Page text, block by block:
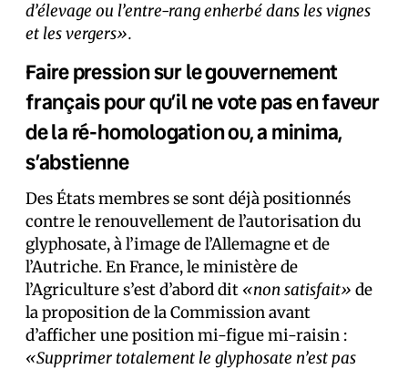
d’élevage ou l’entre-rang enherbé dans les vignes
et les vergers».
Faire pression sur le gouvernement
français pour qu’il ne vote pas en faveur
de la ré-homologation ou, a minima,
s’abstienne
Des États membres se sont déjà positionnés
contre le renouvellement de l’autorisation du
glyphosate, à l’image de l’Allemagne et de
l’Autriche. En France, le ministère de
l’Agriculture s’est d’abord dit «non satisfait» de
la proposition de la Commission avant
d’afficher une position mi-figue mi-raisin :
«Supprimer totalement le glyphosate n’est pas